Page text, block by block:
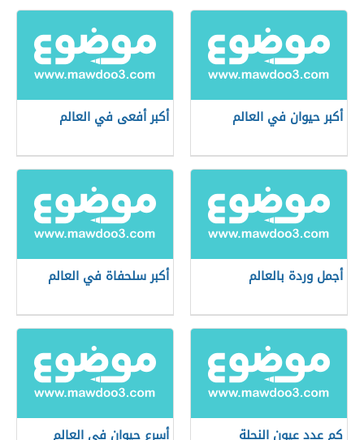
أكبر حيوان في العالم أكبر أفعى في العالم
أجمل وردة بالعالم أكبر سلحفاة في العالم
كم عدد عيون النحلة أسرع حيوان في العالم